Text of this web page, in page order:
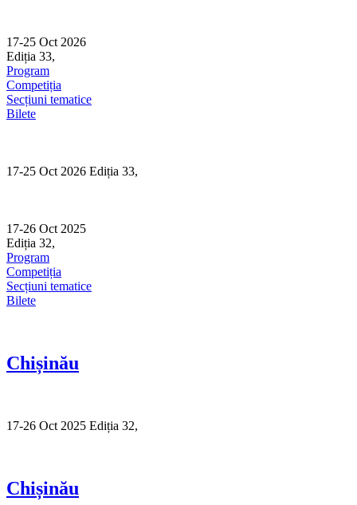
content
17-25 Oct 2026
Ediția 33,
Program
Competiția
Secțiuni tematice
Bilete
17-25 Oct 2026 Ediția 33,
17-26 Oct 2025
Ediția 32,
Program
Competiția
Secțiuni tematice
Bilete
Chișinău
17-26 Oct 2025 Ediția 32,
Chișinău